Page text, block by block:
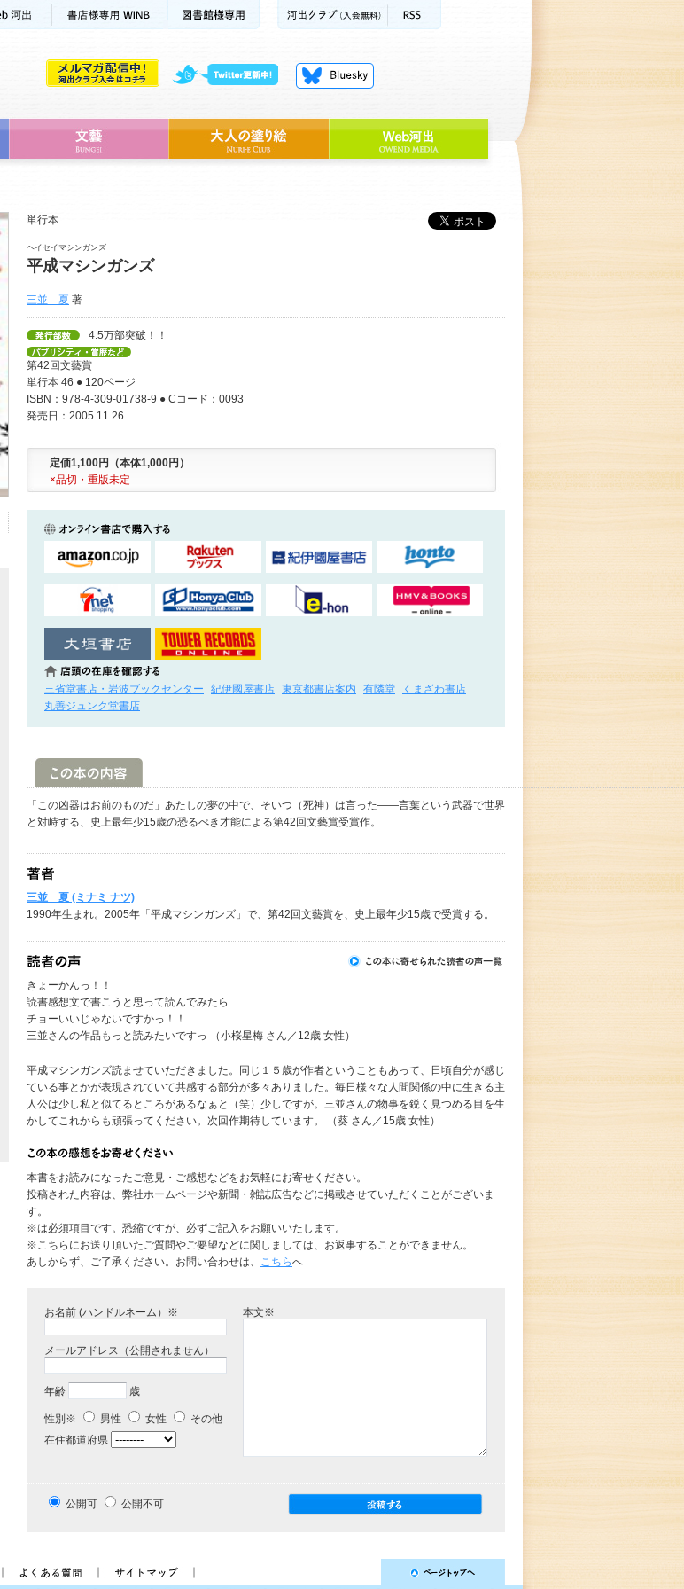
単行本
ヘイセイマシンガンズ
平成マシンガンズ
三並 夏 著
4.5万部突破！！
第42回文藝賞
単行本 46 ● 120ページ
ISBN：978-4-309-01738-9 ● Cコード：0093
発売日：2005.11.26
定価1,100円（本体1,000円）
×品切・重版未定
三省堂書店・岩波ブックセンター 紀伊國屋書店 東京都書店案内 有隣堂
くまざわ書店
丸善ジュンク堂書店
「この凶器はお前のものだ」あたしの夢の中で、そいつ（死神）は言った――言葉という武器で世界
と対峙する、史上最年少15歳の恐るべき才能による第42回文藝賞受賞作。
三並 夏 (ミナミ ナツ)
1990年生まれ。2005年「平成マシンガンズ」で、第42回文藝賞を、史上最年少15歳で受賞する。
きょーかんっ！！
読書感想文で書こうと思って読んでみたら
チョーいいじゃないですかっ！！
三並さんの作品もっと読みたいですっ （小桜星梅 さん／12歳 女性）
平成マシンガンズ読ませていただきました。同じ１５歳が作者ということもあって、日頃自分が感じ
ている事とかが表現されていて共感する部分が多々ありました。毎日様々な人間関係の中に生きる主
人公は少し私と似てるところがあるなぁと（笑）少しですが。三並さんの物事を鋭く見つめる目を生
かしてこれからも頑張ってください。次回作期待しています。 （葵 さん／15歳 女性）
本書をお読みになったご意見・ご感想などをお気軽にお寄せください。
投稿された内容は、弊社ホームページや新聞・雑誌広告などに掲載させていただくことがございま
す。
※は必須項目です。恐縮ですが、必ずご記入をお願いいたします。
※こちらにお送り頂いたご質問やご要望などに関しましては、お返事することができません。
あしからず、ご了承ください。お問い合わせは、 こちらへ
お名前 (ハンドルネーム）※
メールアドレス（公開されません）
年齢 歳
性別※ 男性 女性
その他
在住都道府県
本文※
公開可 公開不可